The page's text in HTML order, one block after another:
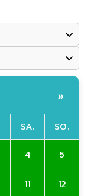
»
SA. SO.
4 5
11 12